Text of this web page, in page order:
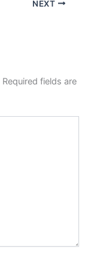
NEXT
Required fields are